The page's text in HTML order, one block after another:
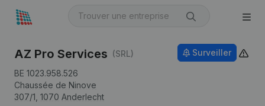
AZ Pro Services (SRL)
BE 1023.958.526
Chaussée de Ninove
307/1, 1070 Anderlecht
Surveiller